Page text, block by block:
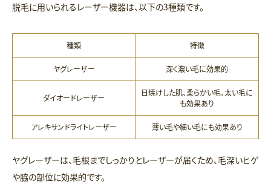
脱毛に用いられるレーザー機器は、以下の3種類です。
種類 特徴
ヤグレーザー 深く濃い毛に効果的
ダイオードレーザー
日焼けした肌、柔らかい毛、太い毛に
も効果あり
アレキサンドライトレーザー 薄い毛や細い毛にも効果あり
ヤグレーザーは、毛根までしっかりとレーザーが届くため、毛深いヒゲ
や脇の部位に効果的です。